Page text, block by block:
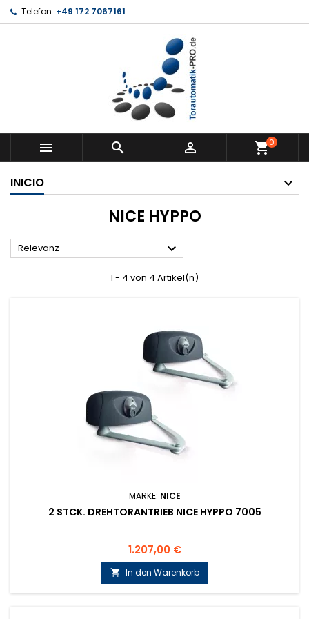
Telefon: +49 172 7067161
   shopping_cart0
INICIO
NICE HYPPO
Relevanz 
1 - 4 von 4 Artikel(n)
MARKE: NICE
2 STCK. DREHTORANTRIEB NICE HYPPO 7005
Preis
1.207,00 €
 In den Warenkorb